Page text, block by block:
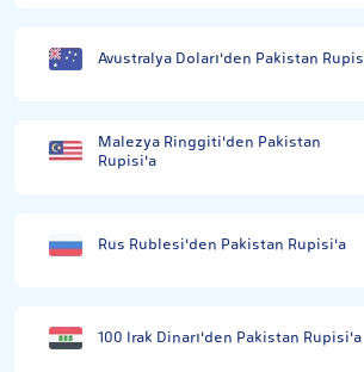
Avustralya Doları'den Pakistan
Malezya Ringgiti'den Pakistan
Rupisi'a
Rus Rublesi'den Pakistan Rupisi'a
100 Irak Dinarı'den Pakistan Rupisi'a